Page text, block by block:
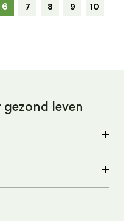
6 7 8 9
10
gezond leven